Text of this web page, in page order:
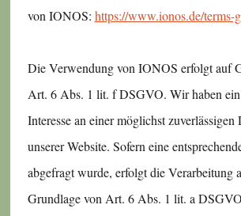
von IONOS: https://www.ionos.de/terms-
Die Verwendung von IONOS erfolgt auf
Art. 6 Abs. 1 lit. f DSGVO. Wir haben ein
Interesse an einer möglichst zuverlässigen
unserer Website. Sofern eine
abgefragt wurde, erfolgt die Verarbeitung
Grundlage von Art. 6 Abs. 1 lit. a